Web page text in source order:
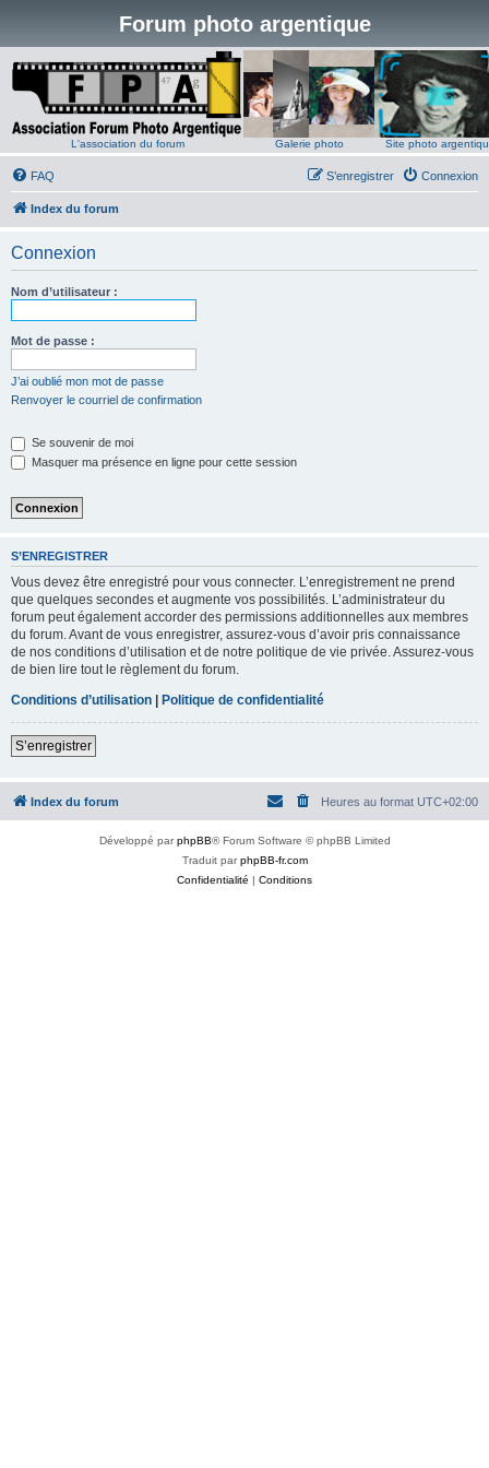
Forum photo argentique
L'association du forum Galerie photo Site photo
FAQ Connexion
S’enregistrer
Index du forum
Connexion
Nom d’utilisateur :
Mot de passe :
J’ai oublié mon mot de passe
Renvoyer le courriel de confirmation
Se souvenir de moi
Masquer ma présence en ligne pour cette session
S’ENREGISTRER
Vous devez être enregistré pour vous connecter. L’enregistrement ne prend
que quelques secondes et augmente vos possibilités. L’administrateur du
forum peut également accorder des permissions additionnelles aux membres
du forum. Avant de vous enregistrer, assurez-vous d’avoir pris connaissance
de nos conditions d’utilisation et de notre politique de vie privée. Assurez-vous
de bien lire tout le règlement du forum.
Conditions d’utilisation | Politique de confidentialité
S’enregistrer
Index du forum Heures au format UTC+02:00
Développé parphpBB® Forum Software © phpBB Limited
Traduit parphpBB-fr.com
Confidentialité | Conditions